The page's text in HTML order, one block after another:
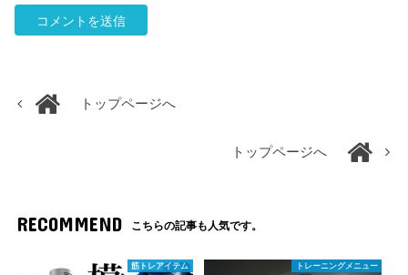
トップページへ
トップページへ
RECOMMEND こちらの記事も人気です。
筋トレアイテム トレーニングメニュー